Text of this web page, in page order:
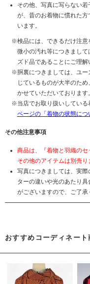
その他、写真に写らない
が、昔のお着物に慣れた
います。
検品には、できるだけ注意
微小の汚れ等につきまし
ズド品であることにご理解
胴裏につきましては、ユ
じているものが大半のた
かせていただいております。
当店でお取り扱いしている
ページの「着物の状態につ
その他注意事項
商品は、『着物と羽織の
その他のアイテムは別売り
写真につきましては、実
ターの違いや光のあたり
がございますので、ご了承
おすすめコーディネート